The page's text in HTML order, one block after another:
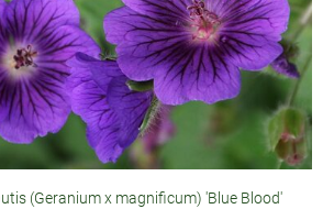
(Geranium x magnificum) 'Blue Blood'